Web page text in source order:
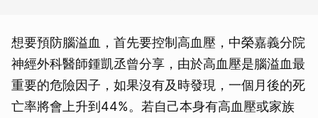
想要預防腦溢血，首先要控制高血壓，中榮嘉義分院
神經外科醫師鍾凱丞曾分享，由於高血壓是腦溢血最
重要的危險因子，如果沒有及時發現，一個月後的死
亡率將會上升到44%。若自己本身有高血壓或家族